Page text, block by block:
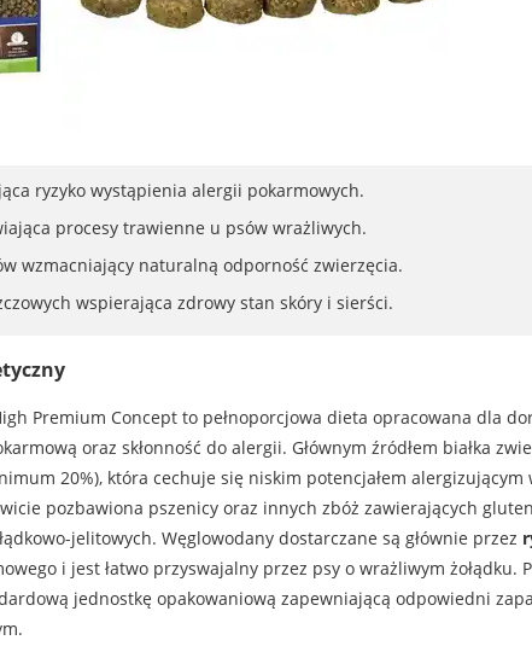
ryzyko wystąpienia alergii pokarmowych.
procesy trawienne u psów wrażliwych.
wzmacniający naturalną odporność zwierzęcia.
wspierająca zdrowy stan skóry i sierści.
Premium Concept to pełnoporcjowa dieta opracowana dla
oraz skłonność do alergii. Głównym źródłem białka
20%), która cechuje się niskim potencjałem
pozbawiona pszenicy oraz innych zbóż zawierających
jelitowych. Węglowodany dostarczane są głównie przez
i jest łatwo przyswajalny przez psy o wrażliwym żołądku.
jednostkę opakowaniową zapewniającą odpowiedni